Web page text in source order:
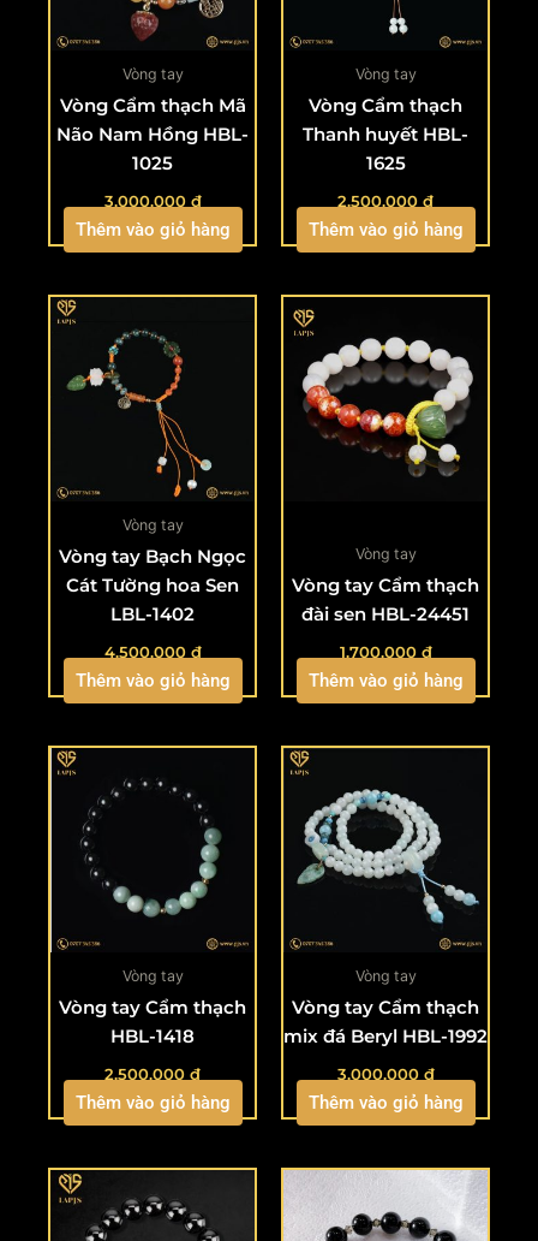
Vòng tay
Vòng Cẩm thạch Mã
Não Nam Hồng HBL-
1025
3.000.000 ₫
Thêm vào giỏ hàng
Vòng tay
Vòng Cẩm thạch
Thanh huyết HBL-
1625
2.500.000 ₫
Thêm vào giỏ hàng
Vòng tay
Vòng tay Bạch Ngọc
Cát Tường hoa Sen
LBL-1402
4.500.000 ₫
Thêm vào giỏ hàng
Vòng tay
Vòng tay Cẩm thạch
đài sen HBL-24451
1.700.000 ₫
Thêm vào giỏ hàng
Vòng tay
Vòng tay Cẩm thạch
HBL-1418
2.500.000 ₫
Thêm vào giỏ hàng
Vòng tay
Vòng tay Cẩm thạch
mix đá Beryl HBL-1992
3.000.000 ₫
Thêm vào giỏ hàng